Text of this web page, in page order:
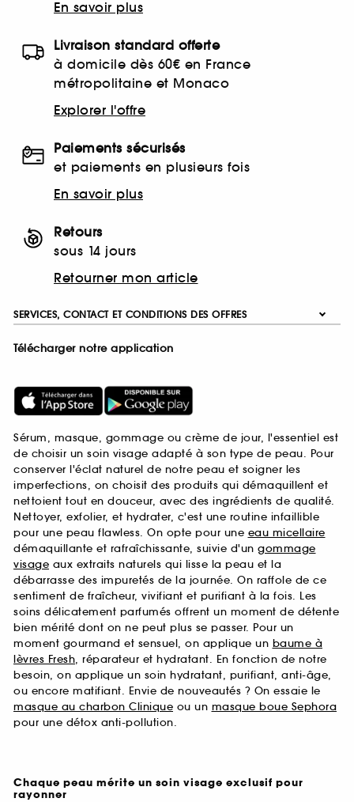
En savoir plus
Livraison standard offerte
à domicile dès 60€ en France
métropolitaine et Monaco
Explorer l'offre
Paiements sécurisés
et paiements en plusieurs fois
En savoir plus
Retours
sous 14 jours
Retourner mon article
SERVICES, CONTACT ET CONDITIONS DES OFFRES
Télécharger notre application
Sérum, masque, gommage ou crème de jour, l'essentiel est
de choisir un soin visage adapté à son type de peau. Pour
conserver l'éclat naturel de notre peau et soigner les
imperfections, on choisit des produits qui démaquillent et
nettoient tout en douceur, avec des ingrédients de qualité.
Nettoyer, exfolier, et hydrater, c'est une routine infaillible
pour une peau flawless. On opte pour une eau micellaire
démaquillante et rafraîchissante, suivie d'un gommage
visage aux extraits naturels qui lisse la peau et la
débarrasse des impuretés de la journée. On raffole de ce
sentiment de fraîcheur, vivifiant et purifiant à la fois. Les
soins délicatement parfumés offrent un moment de détente
bien mérité dont on ne peut plus se passer. Pour un
moment gourmand et sensuel, on applique un baume à
lèvres Fresh, réparateur et hydratant. En fonction de notre
besoin, on applique un soin hydratant, purifiant, anti-âge,
ou encore matifiant. Envie de nouveautés ? On essaie le
masque au charbon Clinique ou un masque boue Sephora
pour une détox anti-pollution.
Chaque peau mérite un soin visage exclusif pour
rayonner